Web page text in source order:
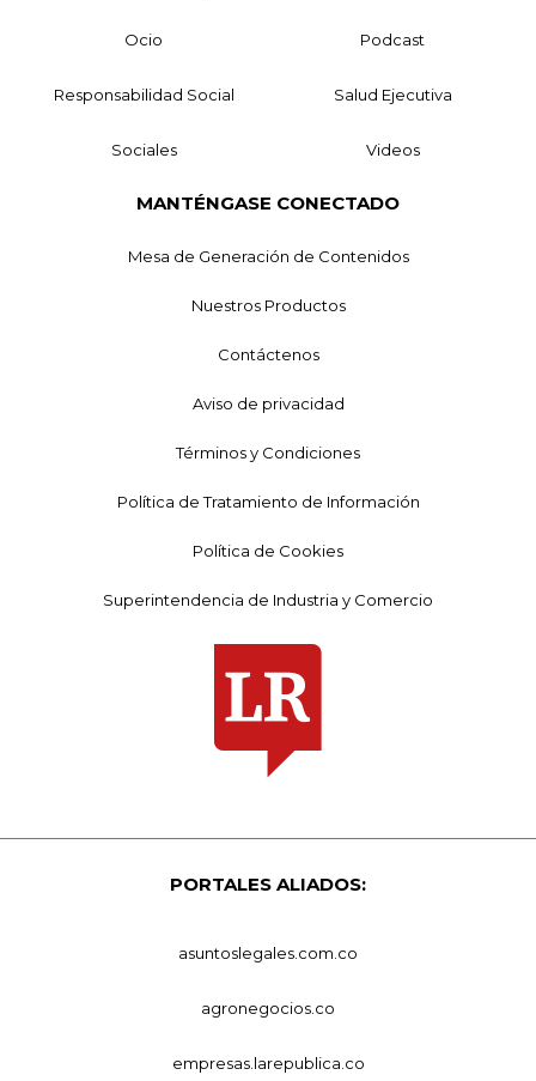
Ocio Podcast
Responsabilidad Social Salud Ejecutiva
Sociales Videos
MANTÉNGASE CONECTADO
Mesa de Generación de Contenidos
Nuestros Productos
Contáctenos
Aviso de privacidad
Términos y Condiciones
Política de Tratamiento de Información
Política de Cookies
Superintendencia de Industria y Comercio
PORTALES ALIADOS:
asuntoslegales.com.co
agronegocios.co
empresas.larepublica.co